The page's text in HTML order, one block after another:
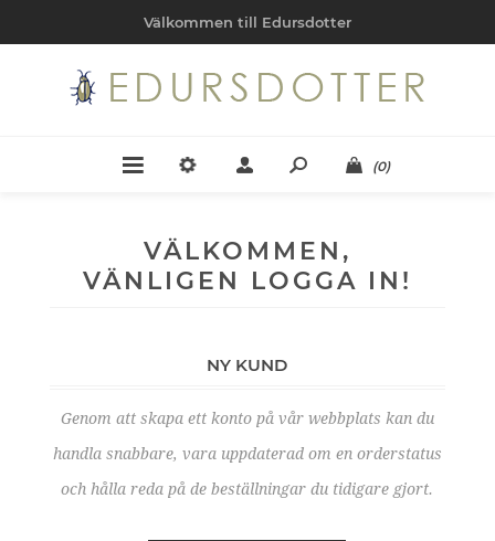
Välkommen till Edursdotter
(0)
VÄLKOMMEN,
VÄNLIGEN LOGGA IN!
NY KUND
Genom att skapa ett konto på vår webbplats kan du
handla snabbare, vara uppdaterad om en orderstatus
och hålla reda på de beställningar du tidigare gjort.